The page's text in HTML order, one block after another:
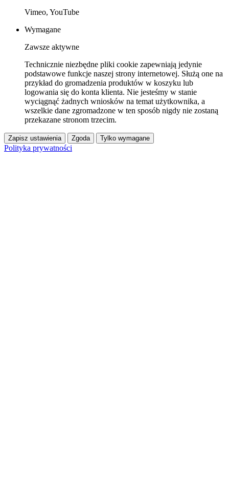
Vimeo, YouTube
Wymagane
Zawsze aktywne
Technicznie niezbędne pliki cookie zapewniają jedynie
podstawowe funkcje naszej strony internetowej. Służą one na
przykład do gromadzenia produktów w koszyku lub
logowania się do konta klienta. Nie jesteśmy w stanie
wyciągnąć żadnych wniosków na temat użytkownika, a
wszelkie dane zgromadzone w ten sposób nigdy nie zostaną
przekazane stronom trzecim.
Zapisz ustawienia Zgoda Tylko wymagane
Polityka prywatności